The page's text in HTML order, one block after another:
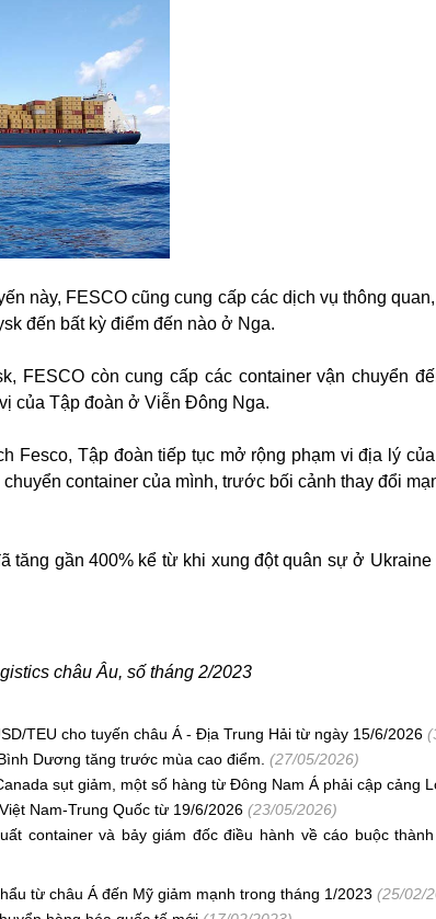
này, FESCO cũng cung cấp các dịch vụ thông
đến bất kỳ điểm đến nào ở Nga.
FESCO còn cung cấp các container vận chuyển
của Tập đoàn ở Viễn Đông Nga.
Fesco, Tập đoàn tiếp tục mở rộng phạm vi địa lý
container của mình, trước bối cảnh thay đổi
gần 400% kể từ khi xung đột quân sự ở Ukraine
châu Âu, số tháng 2/2023
TEU cho tuyến châu Á - Địa Trung Hải từ ngày 15/6/2026
Dương tăng trước mùa cao điểm. (27/05/2026)
sụt giảm, một số hàng từ Đông Nam Á phải cập cảng
Nam-Trung Quốc từ 19/6/2026 (23/05/2026)
container và bảy giám đốc điều hành về cáo buộc
từ châu Á đến Mỹ giảm mạnh trong tháng 1/2023 (25/02/